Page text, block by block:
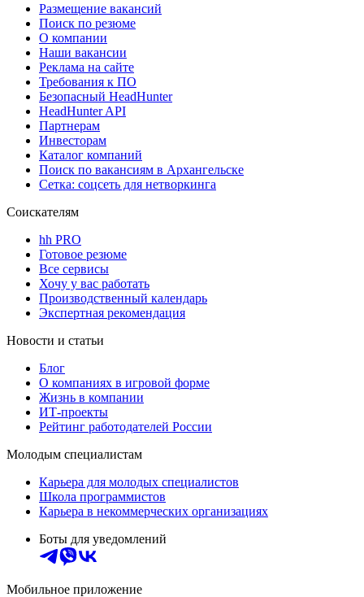
Размещение вакансий
Поиск по резюме
О компании
Наши вакансии
Реклама на сайте
Требования к ПО
Безопасный HeadHunter
HeadHunter API
Партнерам
Инвесторам
Каталог компаний
Поиск по вакансиям в Архангельске
Сетка: соцсеть для нетворкинга
Соискателям
hh PRO
Готовое резюме
Все сервисы
Хочу у вас работать
Производственный календарь
Экспертная рекомендация
Новости и статьи
Блог
О компаниях в игровой форме
Жизнь в компании
ИТ-проекты
Рейтинг работодателей России
Молодым специалистам
Карьера для молодых специалистов
Школа программистов
Карьера в некоммерческих организациях
Боты для уведомлений
Мобильное приложение